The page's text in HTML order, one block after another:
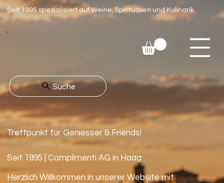
Seit 1995 spezialisiert auf Weine, Spirituosen und Kulinarik
Suche
Treffpunkt für Geniesser & Friends!
Seit 1995 | Complimenti AG in Haag
Herzlich Willkommen in unserer Website mit